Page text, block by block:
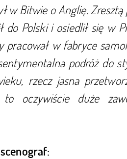
w Bitwie o Anglię.
do Polski i osiedlił się w
pracował w fabryce
podróż do
rzecz jasna
to oczywiście duże